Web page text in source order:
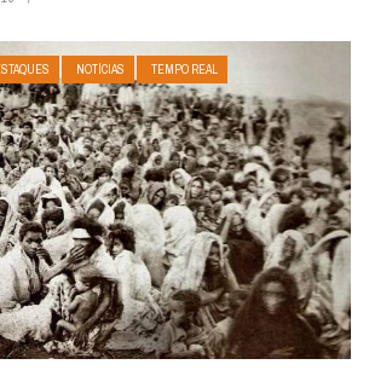
NOTÍCIAS TEMPO REAL